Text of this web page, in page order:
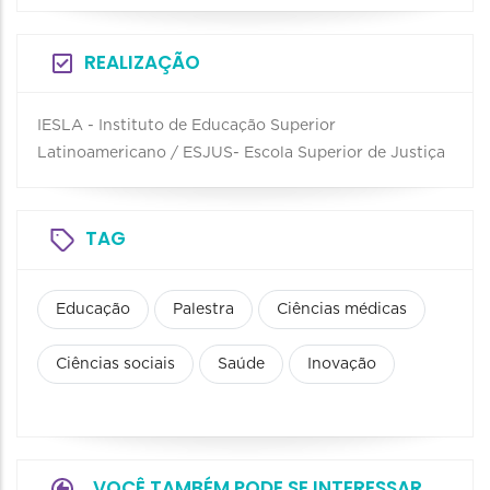
REALIZAÇÃO
IESLA - Instituto de Educação Superior
Latinoamericano / ESJUS- Escola Superior de Justiça
TAG
Educação Palestra Ciências médicas
Ciências sociais Saúde Inovação